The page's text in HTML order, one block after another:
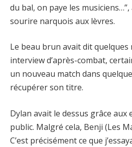
du bal, on paye les
sourire narquois aux lèvres.
Le beau brun avait dit quelques
interview d’après-combat,
un nouveau match dans
récupérer son titre.
Dylan avait le dessus grâce aux
public. Malgré cela, Benji (Les
C’est précisément ce que